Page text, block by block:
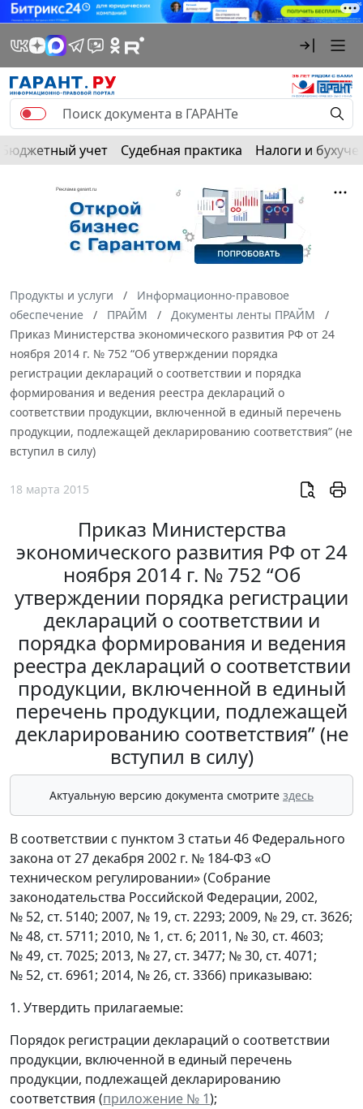
Бюджетный учет Судебная практика Налоги и
Продукты и услуги
Информационно-правовое
обеспечение
ПРАЙМ
Документы ленты ПРАЙМ
Приказ Министерства экономического развития РФ от 24
ноября 2014 г. № 752 “Об утверждении порядка
регистрации деклараций о соответствии и порядка
формирования и ведения реестра деклараций о
соответствии продукции, включенной в единый перечень
продукции, подлежащей декларированию соответствия” (не
вступил в силу)
18 марта 2015
Приказ Министерства
экономического развития РФ от 24
ноября 2014 г. № 752 “Об
утверждении порядка регистрации
деклараций о соответствии и
порядка формирования и ведения
реестра деклараций о соответствии
продукции, включенной в единый
перечень продукции, подлежащей
декларированию соответствия” (не
вступил в силу)
Актуальную версию документа смотрите здесь
В соответствии с пунктом 3 статьи 46 Федерального
закона от 27 декабря 2002 г. № 184-ФЗ «О
техническом регулировании» (Собрание
законодательства Российской Федерации, 2002,
№ 52, ст. 5140; 2007, № 19, ст. 2293; 2009, № 29, ст. 3626;
№ 48, ст. 5711; 2010, № 1, ст. 6; 2011, № 30, ст. 4603;
№ 49, ст. 7025; 2013, № 27, ст. 3477; № 30, ст. 4071;
№ 52, ст. 6961; 2014, № 26, ст. 3366) приказываю:
1. Утвердить прилагаемые:
Порядок регистрации деклараций о соответствии
продукции, включенной в единый перечень
продукции, подлежащей декларированию
соответствия (приложение № 1);